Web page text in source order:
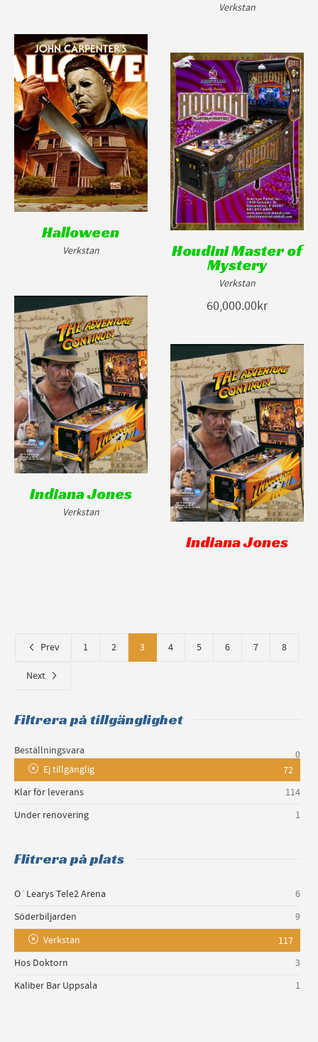
Verkstan
Halloween
Verkstan Houdini Master of
Mystery
Verkstan
60,000.00kr
Indiana Jones
Verkstan
Indiana Jones
Prev 1 2 3 4 5 6 7 8
Next
Filtrera på tillgänglighet
Beställningsvara
0
Ej tillgänglig
72
Klar för leverans
114
Under renovering
1
Flitrera på plats
O´Learys Tele2 Arena
6
Söderbiljarden
9
Verkstan
117
Hos Doktorn
3
Kaliber Bar Uppsala
1